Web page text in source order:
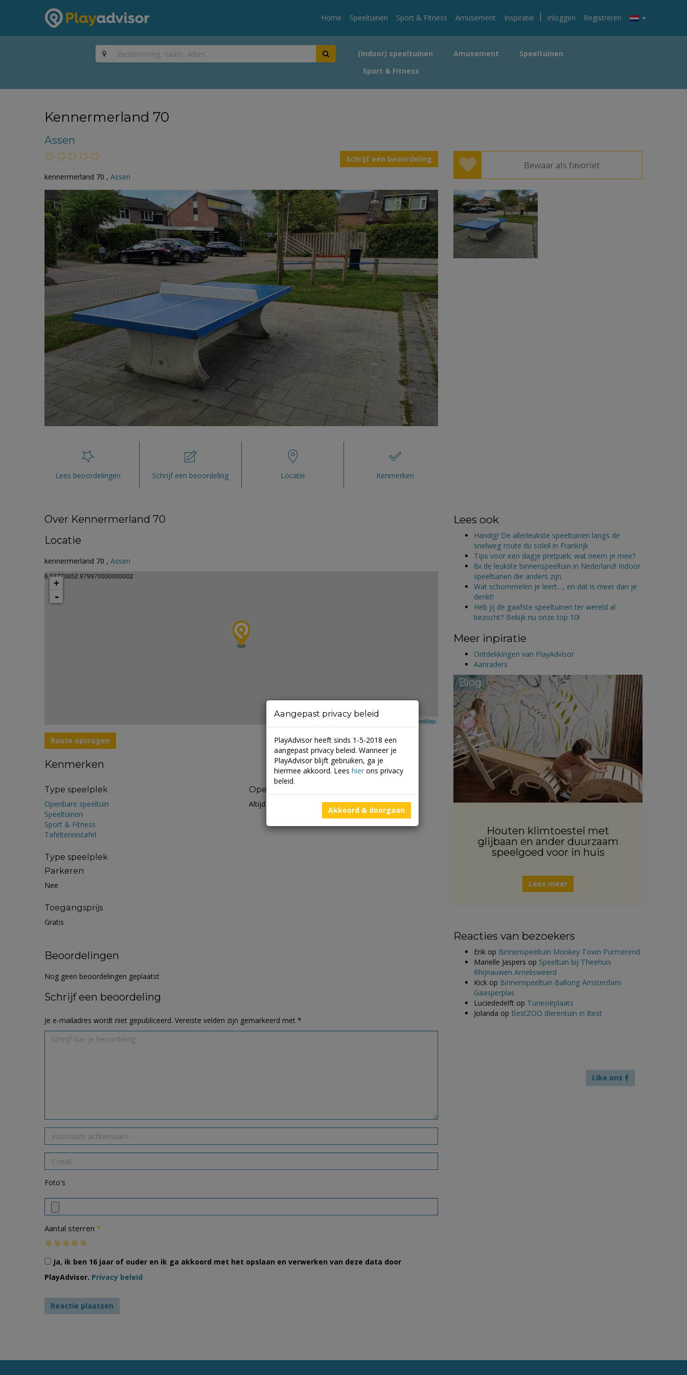
Home Speeltuinen Sport & Fitness Amusement Inspiratie | Inloggen Registreren
(Indoor) speeltuinen Amusement
Speeltuinen
Sport & Fitness
Kennermerland 70
Assen
Schrijf een beoordeling
kennermerland 70 , Assen
Bewaar als favoriet
Lees beoordelingen Schrijf een beoordeling Locatie Kenmerken
Over Kennermerland 70
Locatie
kennermerland 70 , Assen
6.53770652.979970000000002
+
-
Leaflet OpenStreetMap
Route opvragen
Kenmerken
Type speelplek
Openbare speeltuin
Speeltuinen
Sport & Fitness
Tafeltennistafel
Type speelplek
Parkeren
Nee
Toegangsprijs
Gratis
Openingstijden
Altijd open
Beoordelingen
Nog geen beoordelingen geplaatst
Schrijf een beoordeling
Je e-mailadres wordt niet gepubliceerd. Vereiste velden zijn gemarkeerd met *
Foto's
Aantal sterren *
Ja, ik ben 16 jaar of ouder en ik ga akkoord met het opslaan en verwerken van deze data door
PlayAdvisor. Privacy beleid
Lees ook
Handig! De allerleukste speeltuinen langs de
snelweg route du soleil in Frankrijk
Tips voor een dagje pretpark; wat neem je mee?
8x de leukste binnenspeeltuin in Nederland! Indoor
speeltuinen die anders zijn.
Wat schommelen je leert…, en dat is meer dan je
denkt!
Heb jij de gaafste speeltuinen ter wereld al
bezocht? Bekijk nu onze top 10!
Meer inpiratie
Ontdekkingen van PlayAdvisor
Aanraders
Blog
Houten klimtoestel met
glijbaan en ander duurzaam
speelgoed voor in huis
Lees meer
Reacties van bezoekers
Erik op Binnenspeeltuin Monkey Town Purmerend
Marielle Jaspers op Speeltuin bij Theehuis
Rhijnauwen Amelisweerd
Kick op Binnenspeeltuin Ballorig Amsterdam
Gaasperplas
Luciededelft op Tunesiëplaats
Jolanda op BestZOO dierentuin in Best
Like ons
Aangepast privacy beleid
PlayAdvisor heeft sinds 1-5-2018 een
aangepast privacy beleid. Wanneer je
PlayAdvisor blijft gebruiken, ga je
hiermee akkoord. Lees hier ons privacy
beleid.
Akkoord & doorgaan